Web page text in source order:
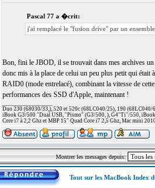
Pascal 77 a �crit:
j'ai remplacé le "fusion drive" par un
Bon, fini le JBOD, il se trouvait dans mes archives
donc mis à la place de celui un peu plus petit qui
RAID0 (mode entrelacé), combinant la vitesse de
performances des SSD d'Apple, maintenant !
Duo 230 (68030/33,), 520 et 520c (68LC040/25), 190 (68LC040/
iBook G3/500 "Dual USB, "Pismo" (G3/500, ), G4"Ti"/550,
Core i7 à 2,2 Ghz et MBP 15" Quad Core i7 2,5 Ghz, Mac mini
Montrer les messages depuis:
Tout sur les MacBook Index